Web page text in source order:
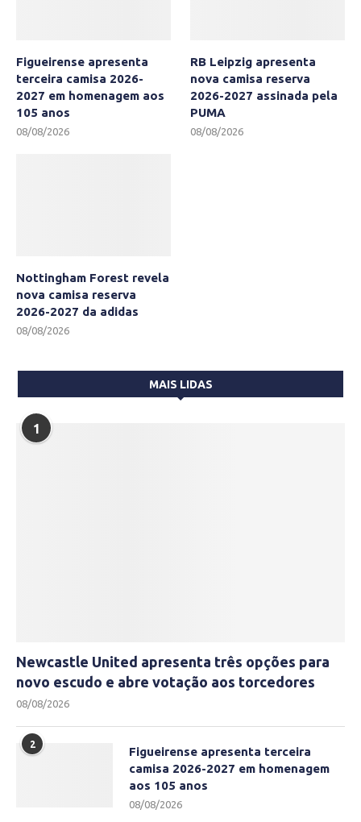
Figueirense apresenta
terceira camisa 2026-
2027 em homenagem aos
105 anos
08/08/2026
RB Leipzig apresenta
nova camisa reserva
2026-2027 assinada pela
PUMA
08/08/2026
Nottingham Forest revela
nova camisa reserva
2026-2027 da adidas
08/08/2026
MAIS LIDAS
1
Newcastle United apresenta três opções para
novo escudo e abre votação aos torcedores
08/08/2026
2
Figueirense apresenta terceira
camisa 2026-2027 em homenagem
aos 105 anos
08/08/2026